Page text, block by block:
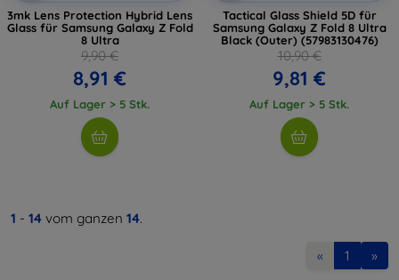
3mk Lens Protection Hybrid Lens
Glass für Samsung Galaxy Z Fold
8 Ultra
9,90 €
8,91 €
Auf Lager > 5 Stk.
Tactical Glass Shield 5D für
Samsung Galaxy Z Fold 8 Ultra
Black (Outer) (57983130476)
10,90 €
9,81 €
Auf Lager > 5 Stk.
1 - 14 vom ganzen 14.
« 1 »